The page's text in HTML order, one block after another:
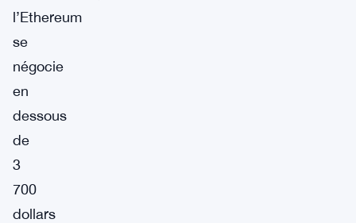
l’Ethereum
se
négocie
en
dessous
de
3
700
dollars